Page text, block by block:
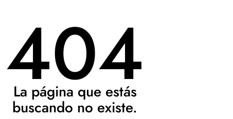
404
La página que estás
buscando no existe.